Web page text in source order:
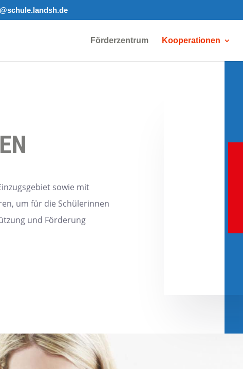
Förderzentrum Kooperationen
sowie mit
um für die Schülerinnen
und Förderung